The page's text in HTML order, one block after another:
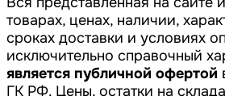
товарах, ценах, наличии,
сроках доставки и условиях
исключительно справочный
является публичной офертой
ГК РФ. Цены, остатки на